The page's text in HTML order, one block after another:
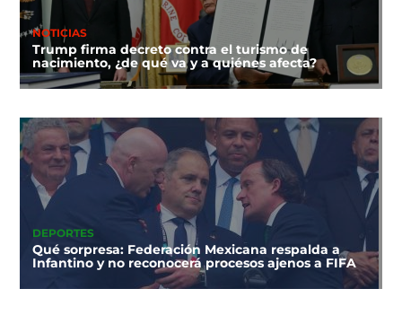
NOTICIAS
Trump firma decreto contra el turismo de
nacimiento, ¿de qué va y a quiénes afecta?
DEPORTES
Qué sorpresa: Federación Mexicana respalda a
Infantino y no reconocerá procesos ajenos a FIFA